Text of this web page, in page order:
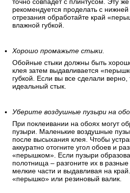
точно совпадет с плинтусом. Эту
рекомендуется проделать с
отрезания обработайте край
влажной губкой.
Хорошо промажьте стыки.
Обойные стыки должны быть
клея затем выдавливается
губкой. Если вы все сделали верно,
идеальный стык.
Уберите воздушные пузыри на
При поклеивании на обоях могут
пузыри. Маленькие воздушные
после высыхания клея. Чтобы
аккуратно отогните угол обоев и
«перышком». Если пузыри
полотнища – разгоните их в
мелкие части и выдавливая на
«перышко» или резиновый валик.